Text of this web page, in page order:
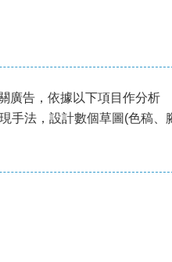
廣告，依據以下項目作分析
手法，設計數個草圖(色稿、